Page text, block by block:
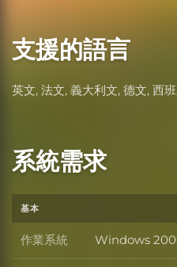
支援的語言
英文, 法文, 義大利文, 德文, 西
系統需求
基本
作業系統 作業系統
Windows